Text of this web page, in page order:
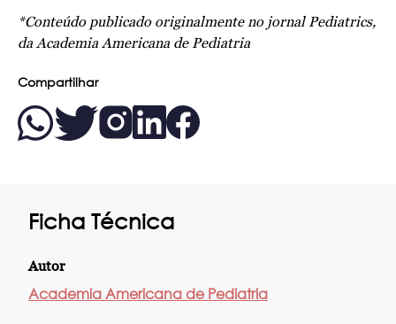
Ficha Técnica
Autor
Academia Americana de Pediatria
*Conteúdo publicado originalmente no jornal Pediatrics,
da Academia Americana de Pediatria
Compartilhar